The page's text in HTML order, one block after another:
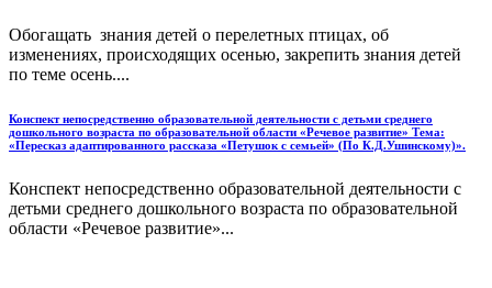
Обогащать знания детей о перелетных птицах, об
изменениях, происходящих осенью, закрепить знания детей
по теме осень....
Конспект непосредственно образовательной деятельности с детьми среднего
дошкольного возраста по образовательной области «Речевое развитие» Тема:
«Пересказ адаптированного рассказа «Петушок с семьей» (По К.Д.Ушинскому)».
Конспект непосредственно образовательной деятельности с
детьми среднего дошкольного возраста по образовательной
области «Речевое развитие»...